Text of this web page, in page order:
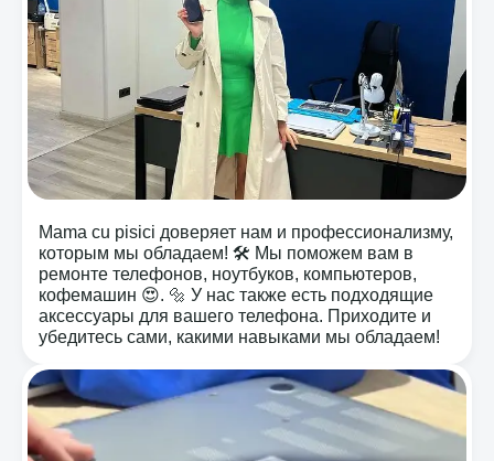
Mama cu pisici доверяет нам и профессионализму,
которым мы обладаем! 🛠️ Мы поможем вам в
ремонте телефонов, ноутбуков, компьютеров,
кофемашин 😍. 🔩 У нас также есть подходящие
аксессуары для вашего телефона. Приходите и
убедитесь сами, какими навыками мы обладаем!